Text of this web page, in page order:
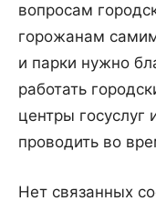
вопросам
горожанам
и парки нужно
работать
центры госуслуг
проводить во
Нет связанных